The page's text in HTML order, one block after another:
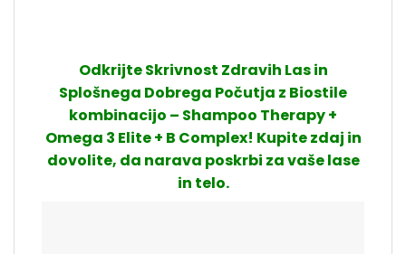
Odkrijte Skrivnost Zdravih Las in
Splošnega Dobrega Počutja z Biostile
kombinacijo – Shampoo Therapy +
Omega 3 Elite + B Complex! Kupite zdaj in
dovolite, da narava poskrbi za vaše lase
in telo.